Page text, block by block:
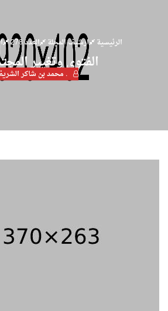
الرئيسية ارشيف المجلة العدد 278
الفتوى وتغيير
. محمد بن شاكر